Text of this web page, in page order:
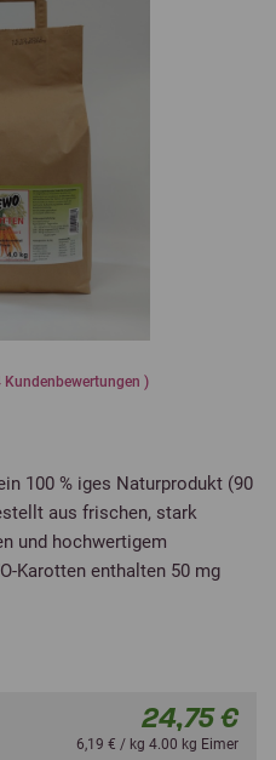
Kundenbewertungen )
100 % iges Naturprodukt (90
aus frischen, stark
und hochwertigem
Karotten enthalten 50 mg
24,75 €
6,19 € / kg 4.00 kg Eimer